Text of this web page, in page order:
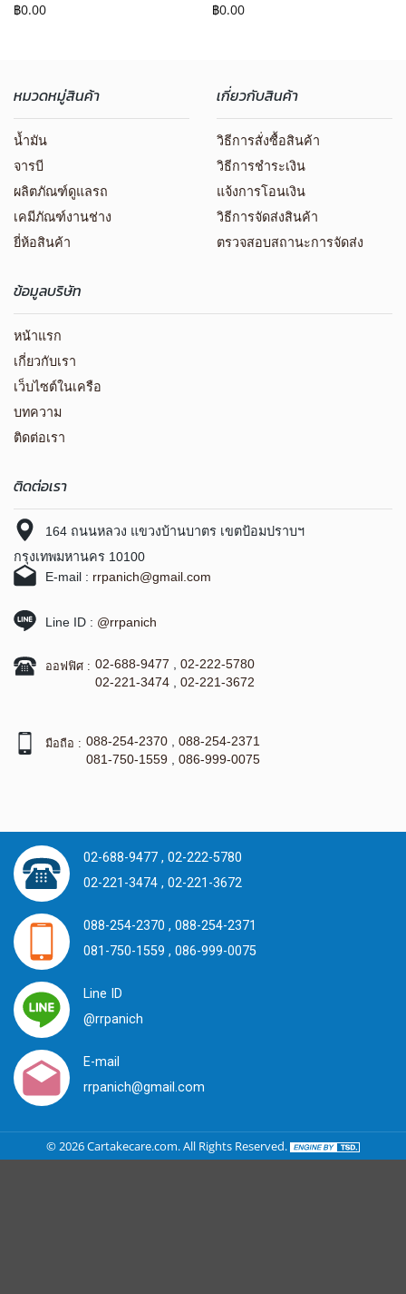
฿0.00 ฿0.00
หมวดหมู่สินค้า
น้ำมัน
จารบี
ผลิตภัณฑ์ดูแลรถ
เคมีภัณฑ์งานช่าง
ยี่ห้อสินค้า
เกี่ยวกับสินค้า
วิธีการสั่งซื้อสินค้า
วิธีการชำระเงิน
แจ้งการโอนเงิน
วิธีการจัดส่งสินค้า
ตรวจสอบสถานะการจัดส่ง
ข้อมูลบริษัท
หน้าแรก
เกี่ยวกับเรา
เว็บไซต์ในเครือ
บทความ
ติดต่อเรา
ติดต่อเรา
164 ถนนหลวง แขวงบ้านบาตร เขตป้อมปราบฯ
กรุงเทพมหานคร 10100
E-mail : rrpanich@gmail.com
Line ID : @rrpanich
ออฟฟิศ : 02-688-9477
02-222-5780
02-221-3474
02-221-3672
มือถือ : 088-254-2370
088-254-2371
081-750-1559
086-999-0075
02-688-9477 ,02-222-5780
02-221-3474 ,02-221-3672
088-254-2370 ,088-254-2371
081-750-1559 ,086-999-0075
Line ID
@rrpanich
E-mail
rrpanich@gmail.com
©2026Cartakecare.com. All Rights Reserved.